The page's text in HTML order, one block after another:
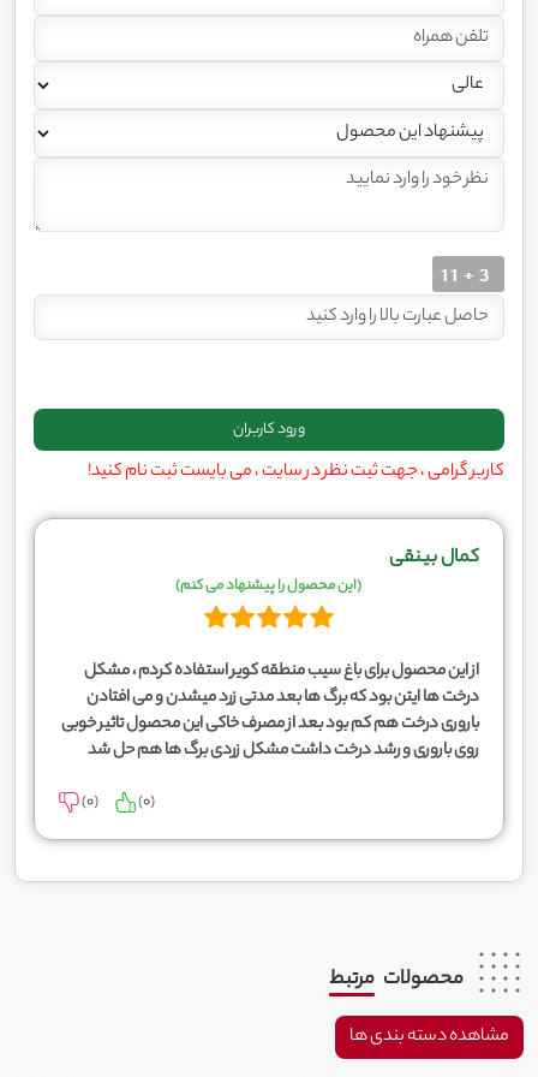
کاربر گرامی ، جهت ثبت نظر در سایت ، می بایست ثبت نام کنید!
کمال بینقی
(این محصول را پیشنهاد می کنم)
از این محصول برای باغ سیب منطقه کویر استفاده کردم ، مشکل
درخت ها ایتن بود که برگ ها بعد مدتی زرد میشدن و می افتادن
باروری درخت هم کم بود بعد از مصرف خاکی این محصول تاثیر خوبی
روی باروری و رشد درخت داشت مشکل زردی برگ ها هم حل شد
(
0
) (
0
)
محصولات مرتبط
مشاهده دسته بندی ها